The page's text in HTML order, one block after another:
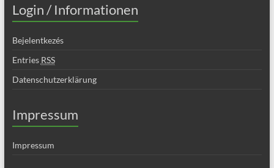
Login / Informationen
Bejelentkezés
Entries RSS
Datenschutzerklärung
Impressum
Impressum